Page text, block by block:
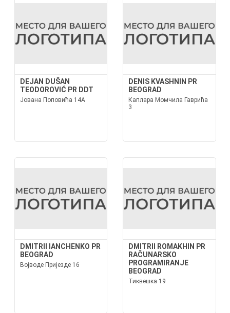
DEJAN DUŠAN
TEODOROVIĆ PR DDT
Јована Поповића 14А
DENIS KVASHNIN PR
BEOGRAD
Каплара Момчила Гаврића
3
DMITRII IANCHENKO PR
BEOGRAD
Војводе Пријезде 16
DMITRII ROMAKHIN PR
RAČUNARSKO
PROGRAMIRANJE
BEOGRAD
Тиквешка 19